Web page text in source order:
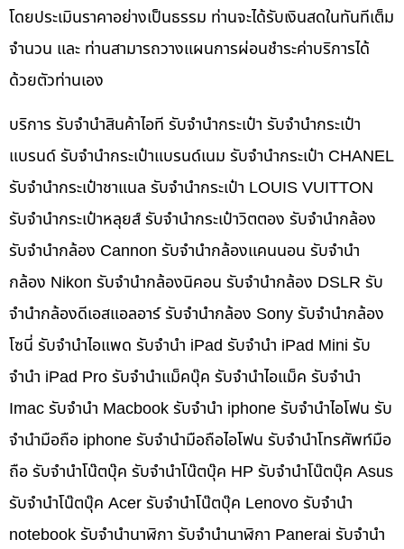
โดยประเมินราคาอย่างเป็นธรรม ท่านจะได้รับเงินสดในทันทีเต็ม
จำนวน และ ท่านสามารถวางแผนการผ่อนชำระค่าบริการได้
ด้วยตัวท่านเอง
บริการ รับจำนำสินค้าไอที รับจำนำกระเป๋า รับจำนำกระเป๋า
แบรนด์ รับจำนำกระเป๋าแบรนด์เนม รับจำนำกระเป๋า CHANEL
รับจำนำกระเป๋าชาแนล รับจำนำกระเป๋า LOUIS VUITTON
รับจำนำกระเป๋าหลุยส์ รับจำนำกระเป๋าวิตตอง รับจำนำกล้อง
รับจำนำกล้อง Cannon รับจำนำกล้องแคนนอน รับจำนำ
กล้อง Nikon รับจำนำกล้องนิคอน รับจำนำกล้อง DSLR รับ
จำนำกล้องดีเอสแอลอาร์ รับจำนำกล้อง Sony รับจำนำกล้อง
โซนี่ รับจำนำไอแพด รับจำนำ iPad รับจำนำ iPad Mini รับ
จำนำ iPad Pro รับจำนำแม็คบุ๊ค รับจำนำไอแม็ค รับจำนำ
Imac รับจำนำ Macbook รับจำนำ iphone รับจำนำไอโฟน รับ
จำนำมือถือ iphone รับจำนำมือถือไอโฟน รับจำนำโทรศัพท์มือ
ถือ รับจำนำโน๊ตบุ๊ค รับจำนำโน๊ตบุ๊ค HP รับจำนำโน๊ตบุ๊ค Asus
รับจำนำโน๊ตบุ๊ค Acer รับจำนำโน๊ตบุ๊ค Lenovo รับจำนำ
notebook รับจำนำนาฬิกา รับจำนำนาฬิกา Panerai รับจำนำ